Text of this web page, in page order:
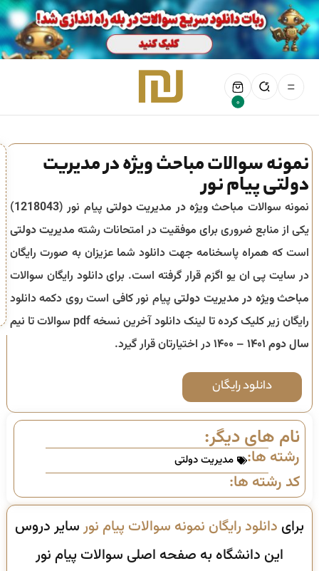
0
نمونه سوالات مباحث ویژه در مدیریت
دولتی پیام نور
نمونه سوالات مباحث ویژه در مدیریت دولتی پیام نور (1218043
)
یکی از منابع ضروری برای موفقیت در امتحانات رشته مدیریت دولتی
است که همراه پاسخنامه جهت دانلود شما عزیزان به صورت رایگان
در سایت پی ان یو اگزم قرار گرفته است. برای دانلود رایگان سوالات
مباحث ویژه در مدیریت دولتیپیام نور کافی است روی دکمه دانلود
رایگان زیر کلیک کرده تا لینک دانلود آخرین نسخه pdf سوالات تا
نیم
سال دوم ۱۴۰۱ – ۱۴۰۰
در اختیارتان قرار گیرد.
دانلود رایگان
نام های دیگر:
رشته ها: مدیریت دولتی
کد رشته ها:
برای دانلود رایگان نمونه سوالات پیام نورسایر دروس
این دانشگاه به صفحه اصلی سوالات پیام نور